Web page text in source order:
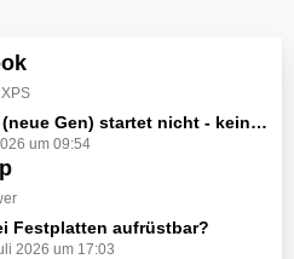
kein Licht - nichts tut sich - hat jemand eine Idee wie man ihn zum Leben erwecken könnte?
um 09:54
Festplatten aufrüstbar?
2026 um 17:03